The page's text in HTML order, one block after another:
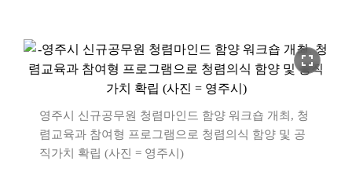
fullscreen
영주시 신규공무원 청렴마인드 함양 워크숍 개최, 청
렴교육과 참여형 프로그램으로 청렴의식 함양 및 공
직가치 확립 (사진 = 영주시)